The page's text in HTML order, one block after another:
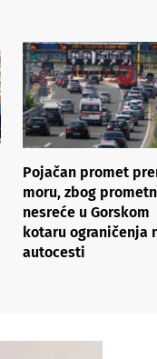
Pojačan promet
moru, zbog
nesreće u Gorskom
kotaru ograničenja
autocesti